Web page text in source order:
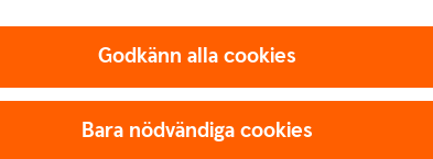
kurser
riktade till privatpersoner.
Godkänn alla cookies
Bara nödvändiga cookies